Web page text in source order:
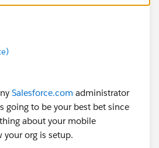
Salesforce.com administrator
going to be your best bet since
about your mobile
org is setup.